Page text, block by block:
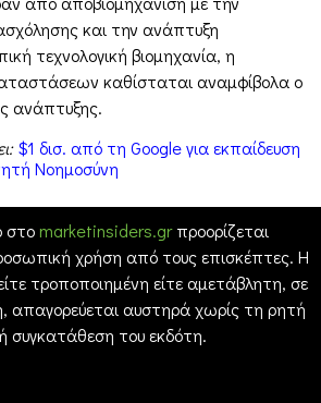
και την ανάπτυξη
τεχνολογική βιομηχανία, η
καθίσταται αναμφίβολα ο
ανάπτυξης.
$1 δισ. από τη Google για εκπαίδευση
Νοημοσύνη
στοmarketinsiders.grπροορίζεται
χρήση από τους επισκέπτες. Η
τροποποιημένη είτε αμετάβλητη, σε
απαγορεύεται αυστηρά χωρίς τη ρητή
συγκατάθεση του εκδότη.